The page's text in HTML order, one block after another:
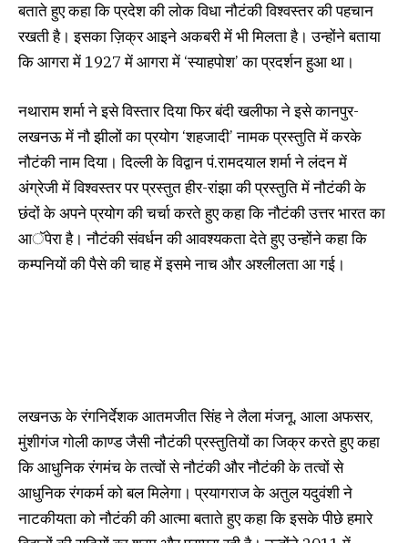
बताते हुए कहा कि प्रदेश की लोक विधा नौटंकी विश्वस्तर की पहचान
रखती है। इसका ज़िक्र आइने अकबरी में भी मिलता है। उन्होंने बताया
कि आगरा में 1927 में आगरा में ‘स्याहपोश’ का प्रदर्शन हुआ था।
नथाराम शर्मा ने इसे विस्तार दिया फिर बंदी खलीफा ने इसे कानपुर-
लखनऊ में नौ झीलों का प्रयोग ‘शहजादी’ नामक प्रस्तुति में करके
नौटंकी नाम दिया। दिल्ली के विद्वान पं.रामदयाल शर्मा ने लंदन में
अंग्रेजी में विश्वस्तर पर प्रस्तुत हीर-रांझा की प्रस्तुति में नौटंकी के
छंदों के अपने प्रयोग की चर्चा करते हुए कहा कि नौटंकी उत्तर भारत का
आॅपेरा है। नौटंकी संवर्धन की आवश्यकता देते हुए उन्होंने कहा कि
कम्पनियों की पैसे की चाह में इसमे नाच और अश्लीलता आ गई।
लखनऊ के रंगनिर्देशक आतमजीत सिंह ने लैला मंजनू, आला अफसर,
मुंशीगंज गोली काण्ड जैसी नौटंकी प्रस्तुतियों का जिक्र करते हुए कहा
कि आधुनिक रंगमंच के तत्वों से नौटंकी और नौटंकी के तत्वों से
आधुनिक रंगकर्म को बल मिलेगा। प्रयागराज के अतुल यदुवंशी ने
नाटकीयता को नौटंकी की आत्मा बताते हुए कहा कि इसके पीछे हमारे